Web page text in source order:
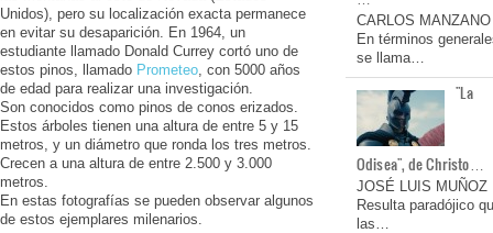
Unidos), pero su localización exacta permanece
en evitar su desaparición. En 1964, un
estudiante llamado Donald Currey cortó uno de
estos pinos, llamado Prometeo , con 5000 años
de edad para realizar una investigación.
Son conocidos como pinos de conos erizados.
Estos árboles tienen una altura de entre 5 y 15
metros, y un diámetro que ronda los tres metros.
Crecen a una altura de entre 2.500 y 3.000
metros.
En estas fotografías se pueden observar algunos
de estos ejemplares milenarios.
CARLOS MANZANO
En términos
se llama…
"La
Odisea", de Christo…
JOSÉ LUIS MUÑOZ
Resulta paradójico
las…